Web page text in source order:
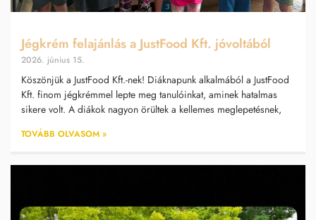
Jégkrém felajánlás a JustFood Kft. jóvoltából
2026. június 15.
Köszönjük a JustFood Kft.-nek! Diáknapunk alkalmából a JustFood
Kft. finom jégkrémmel lepte meg tanulóinkat, aminek hatalmas
sikere volt. A diákok nagyon örültek a kellemes meglepetésnek,
TOVÁBB OLVASOM »